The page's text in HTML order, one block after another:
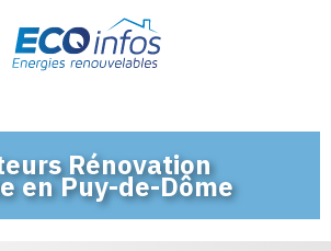
Rénovation
en Puy-de-Dôme